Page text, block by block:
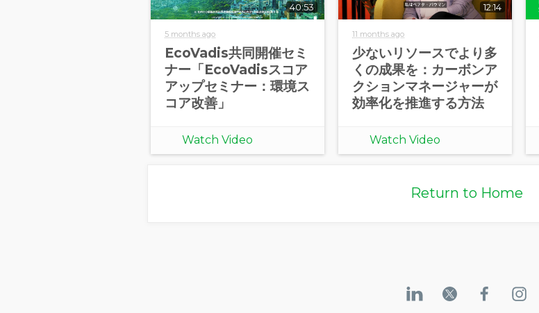
40:53
5 months ago
EcoVadis共同開催セミ
ナー「EcoVadisスコア
アップセミナー：環境ス
コア改善」
Watch Video
12:14
11 months ago
少ないリソースでより多
くの成果を：カーボンア
クションマネージャーが
効率化を推進する方法
Watch Video
Return to Home